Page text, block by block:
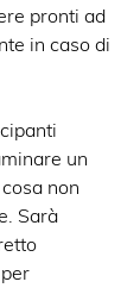
pronti ad
in caso di
un
non
Sarà